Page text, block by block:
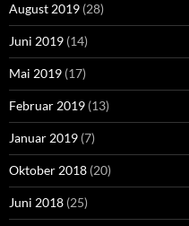
August 2019 (28)
Juni 2019 (14)
Mai 2019 (17)
Februar 2019 (13)
Januar 2019 (7)
Oktober 2018 (20)
Juni 2018 (25)